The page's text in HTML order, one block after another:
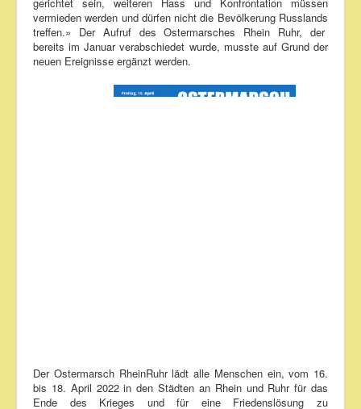
vermieden werden und dürfen nicht die Bevölkerung Russlands
treffen.» Der Aufruf des Ostermarsches Rhein Ruhr, der
bereits im Januar verabschiedet wurde, musste auf Grund der
neuen Ereignisse ergänzt werden.
Der Ostermarsch RheinRuhr lädt alle Menschen ein, vom 16.
bis 18. April 2022 in den Städten an Rhein und Ruhr für das
Ende des Krieges und für eine Friedenslösung zu